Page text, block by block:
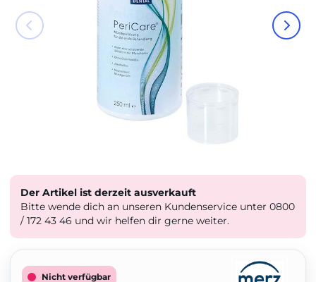
Der Artikel ist derzeit ausverkauft
Bitte wende dich an unseren Kundenservice unter 0800
/ 172 43 46 und wir helfen dir gerne weiter.
Nicht verfügbar